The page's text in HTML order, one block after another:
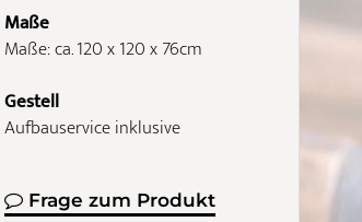
Maße
Maße: ca. 120 x 120 x 76cm
Gestell
Aufbauservice inklusive
Frage zum Produkt